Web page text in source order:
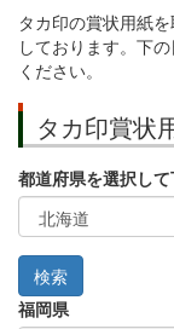
タカ印の賞状用紙
しております。下
ください。
タカ印賞状
都道府県を選択し
福岡県